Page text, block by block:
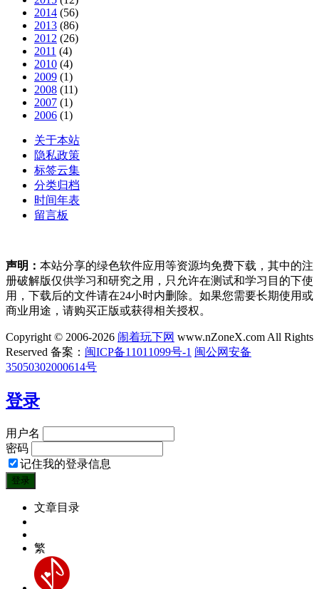
2014 (56)
2013 (86)
2012 (26)
2011 (4)
2010 (4)
2009 (1)
2008 (11)
2007 (1)
2006 (1)
关于本站
隐私政策
标签云集
分类归档
时间年表
留言板
声明： 本站分享的绿色软件应用等资源均免费下载，其中的注
册破解版仅供学习和研究之用，只允许在测试和学习目的下使
用，下载后的文件请在24小时内删除。如果您需要长期使用或
商业用途，请购买正版或获得相关授权。
Copyright © 2006-2026 闹着玩下网 www.nZoneX.com All Rights
Reserved 备案： 闽ICP备11011099号-1 闽公网安备
35050302000614号
登录
用户名
密码
记住我的登录信息
文章目录
繁